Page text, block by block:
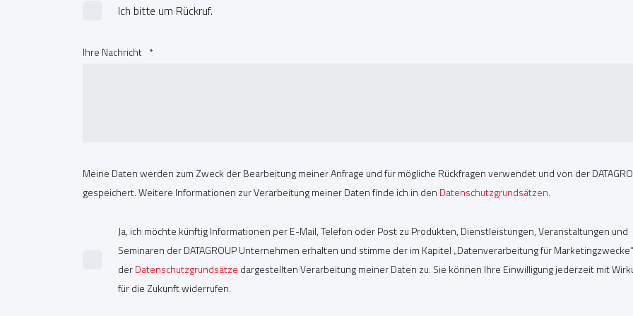
Ich bitte um Rückruf.
Ihre Nachricht *
Meine Daten werden zum Zweck der Bearbeitung meiner Anfrage und für mögliche Rückfragen verwendet und von der
gespeichert. Weitere Informationen zur Verarbeitung meiner Daten finde ich in den Datenschutzgrundsätzen.
Ja, ich möchte künftig Informationen per E-Mail, Telefon oder Post zu Produkten, Dienstleistungen, Veranstaltungen und
Seminaren der DATAGROUP Unternehmen erhalten und stimme der im Kapitel „Datenverarbeitung für Marketingzwecke“
derDatenschutzgrundsätze dargestellten Verarbeitung meiner Daten zu. Sie können Ihre Einwilligung jederzeit mit
für die Zukunft widerrufen.